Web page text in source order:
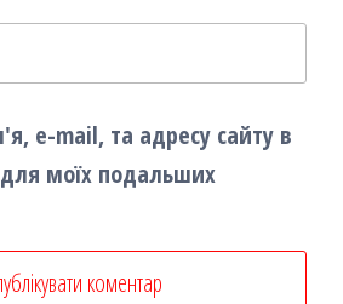
e-mail, та адресу сайту в
моїх подальших